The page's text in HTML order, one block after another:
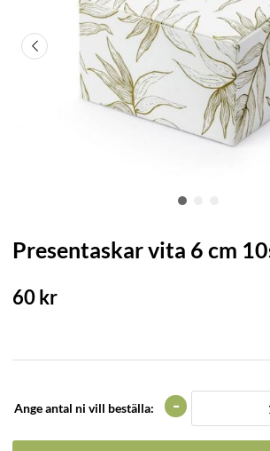
Presentaskar vita 6 cm
60kr
Ange antal ni vill beställa: -